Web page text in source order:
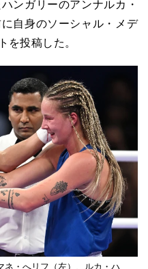
ンガリーのアンナルカ・
自身のソーシャル・メデ
を投稿した。
ネ・へリフ（左）、ルカ・ハ